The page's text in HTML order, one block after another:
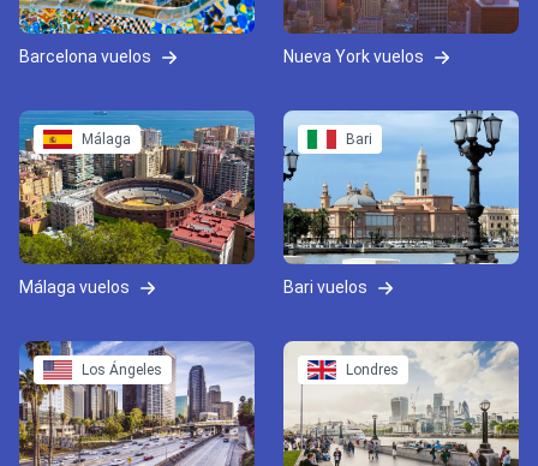
Barcelona vuelos Nueva York vuelos
Málaga
Málaga vuelos
Bari
Bari vuelos
Los Ángeles Londres